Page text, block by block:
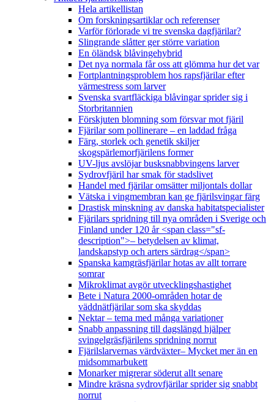
Hela artikellistan
Om forskningsartiklar och referenser
Varför förlorade vi tre svenska dagfjärilar?
Slingrande slåtter ger större variation
En öländsk blåvingehybrid
Det nya normala får oss att glömma hur det var
Fortplantningsproblem hos rapsfjärilar efter
värmestress som larver
Svenska svartfläckiga blåvingar sprider sig i
Storbritannien
Förskjuten blomning som försvar mot fjäril
Fjärilar som pollinerare – en laddad fråga
Färg, storlek och genetik skiljer
skogspärlemorfjärilens former
UV-ljus avslöjar busksnabbvingens larver
Sydrovfjäril har smak för stadslivet
Handel med fjärilar omsätter miljontals dollar
Vätska i vingmembran kan ge fjärilsvingar färg
Drastisk minskning av danska habitatspecialister
Fjärilars spridning till nya områden i Sverige och
Finland under 120 år <span class="sf-
description">– betydelsen av klimat,
landskapstyp och arters särdrag</span>
Spanska kamgräsfjärilar hotas av allt torrare
somrar
Mikroklimat avgör utvecklingshastighet
Bete i Natura 2000-områden hotar de
väddnätfjärilar som ska skyddas
Nektar – tema med många variationer
Snabb anpassning till dagslängd hjälper
svingelgräsfjärilens spridning norrut
Fjärilslarvernas värdväxter– Mycket mer än en
midsommarbukett
Monarker migrerar söderut allt senare
Mindre kräsna sydrovfjärilar sprider sig snabbt
norrut